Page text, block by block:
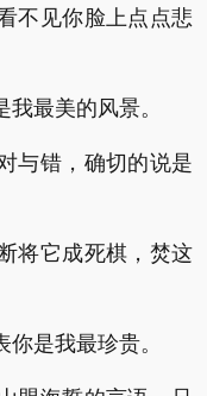
见你脸上点点悲
最美的风景。
错，确切的说是
它成死棋，焚这
是我最珍贵。